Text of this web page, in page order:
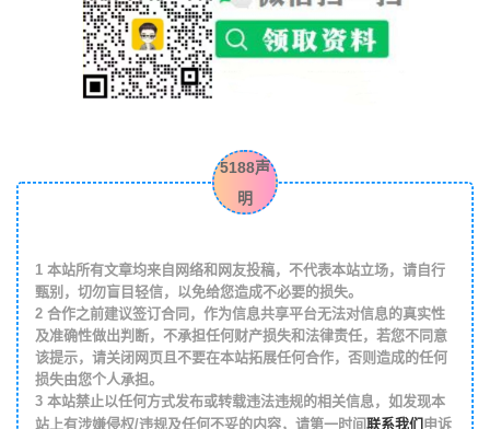
5188声
明
1本站所有文章均来自网络和网友投稿，不代表本站立场，请自行
甄别，切勿盲目轻信，以免给您造成不必要的损失。
2合作之前建议签订合同，作为信息共享平台无法对信息的真实性
及准确性做出判断，不承担任何财产损失和法律责任，若您不同意
该提示，请关闭网页且不要在本站拓展任何合作，否则造成的任何
损失由您个人承担。
3本站禁止以任何方式发布或转载违法违规的相关信息，如发现本
站上有涉嫌侵权/违规及任何不妥的内容，请第一时间联系我们申诉